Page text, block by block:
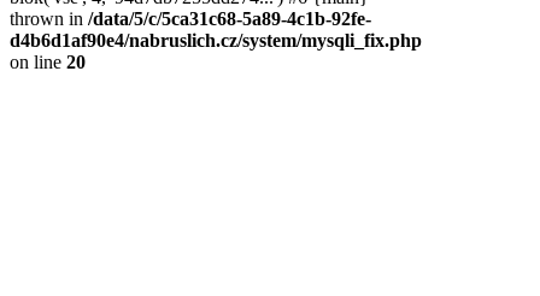
thrown in /data/5/c/5ca31c68-5a89-4c1b-92fe-
d4b6d1af90e4/nabruslich.cz/system/mysqli_fix.php
on line 20